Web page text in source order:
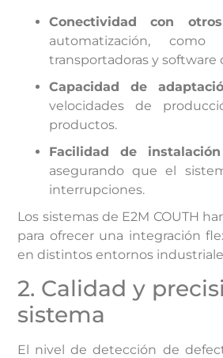
Conectividad con
automatización, como
transportadoras y software
Capacidad de
velocidades de
productos.
Facilidad de
asegurando que el
interrupciones.
Los sistemas de E2M COUTH
para ofrecer una integración
en distintos entornos
2. Calidad y
sistema
El nivel de detección de